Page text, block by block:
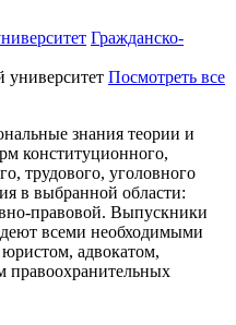
Гражданско-
Посмотреть все
знания теории и
конституционного,
трудового, уголовного
в выбранной области:
правовой. Выпускники
всеми необходимыми
адвокатом,
правоохранительных